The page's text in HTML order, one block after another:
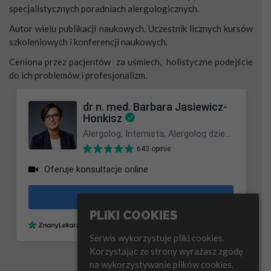
specjalistycznych poradniach alergologicznych.
Autor wielu publikacji naukowych. Uczestnik licznych kursów
szkoleniowych i konferencji naukowych.
Ceniona przez pacjentów za uśmiech, holistyczne podejście
do ich problemów i profesjonalizm.
PLIKI COOKIES
Serwis wykorzystuje pliki cookies.
Korzystając ze strony wyrażasz zgodę
na wykorzystywanie plików cookies.